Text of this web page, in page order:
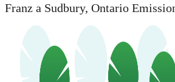
Franz a Sudbury, Ontario